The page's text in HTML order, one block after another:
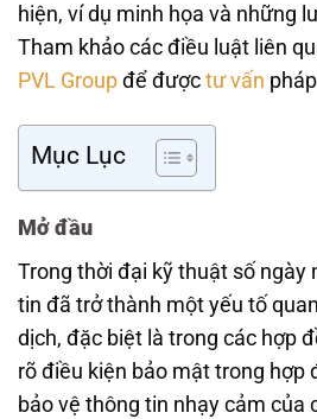
hiện, ví dụ minh họa và những
Tham khảo các điều luật liên
PVL Group để được tư vấn
Mục Lục
Mở đầu
Trong thời đại kỹ thuật số ngày
tin đã trở thành một yếu tố
dịch, đặc biệt là trong các hợp
rõ điều kiện bảo mật trong hợp
bảo vệ thông tin nhạy cảm của